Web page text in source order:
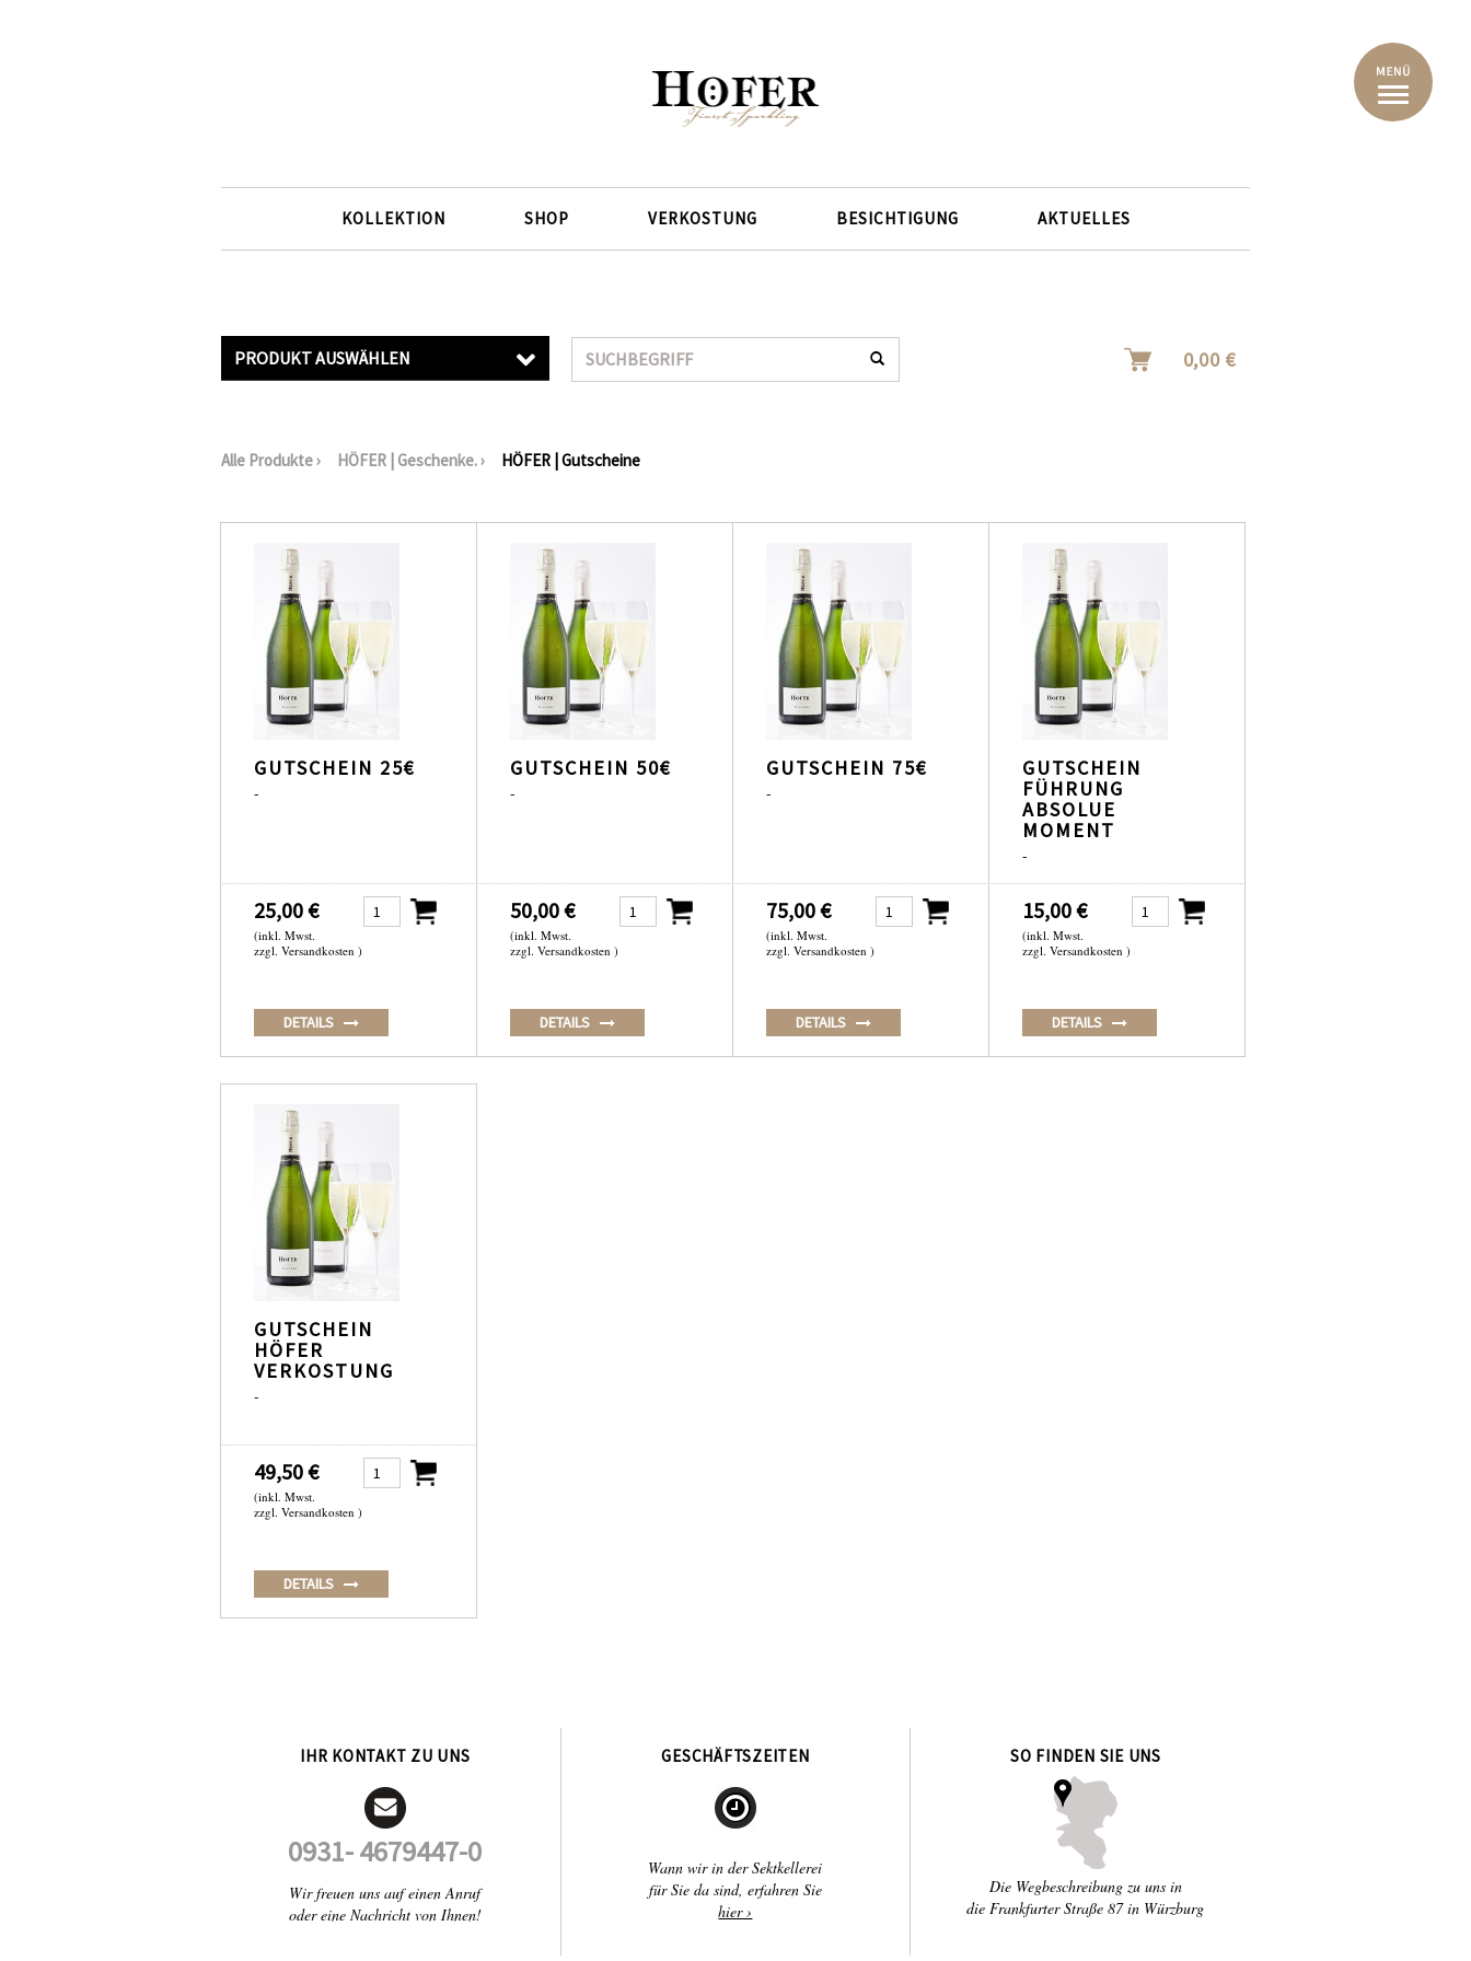
KOLLEKTION SHOP VERKOSTUNG BESICHTIGUNG AKTUELLES
PRODUKT AUSWÄHLEN 0,00 €
Alle Produkte› HÖFER | Geschenke.› HÖFER | Gutscheine
GUTSCHEIN 25€
-
25,00 €
(inkl. Mwst.
zzgl. Versandkosten )
DETAILS
GUTSCHEIN 50€
-
50,00 €
(inkl. Mwst.
zzgl. Versandkosten )
DETAILS
GUTSCHEIN 75€
-
75,00 €
(inkl. Mwst.
zzgl. Versandkosten )
DETAILS
GUTSCHEIN
FÜHRUNG
ABSOLUE
MOMENT
-
15,00 €
(inkl. Mwst.
zzgl. Versandkosten )
DETAILS
GUTSCHEIN
HÖFER
VERKOSTUNG
-
49,50 €
(inkl. Mwst.
zzgl. Versandkosten )
DETAILS
IHR KONTAKT ZU UNS
0931- 4679447-0
Wir freuen uns auf einen Anruf
oder eine Nachricht von Ihnen!
GESCHÄFTSZEITEN
Wann wir in der Sektkellerei
für Sie da sind, erfahren Sie
hier ›
SO FINDEN SIE UNS
Die Wegbeschreibung zu uns in
die Frankfurter Straße 87 in Würzburg